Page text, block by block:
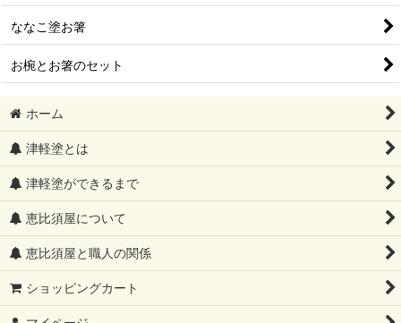
ななこ塗お箸
お椀とお箸のセット
ホーム
津軽塗とは
津軽塗ができるまで
恵比須屋について
恵比須屋と職人の関係
ショッピングカート